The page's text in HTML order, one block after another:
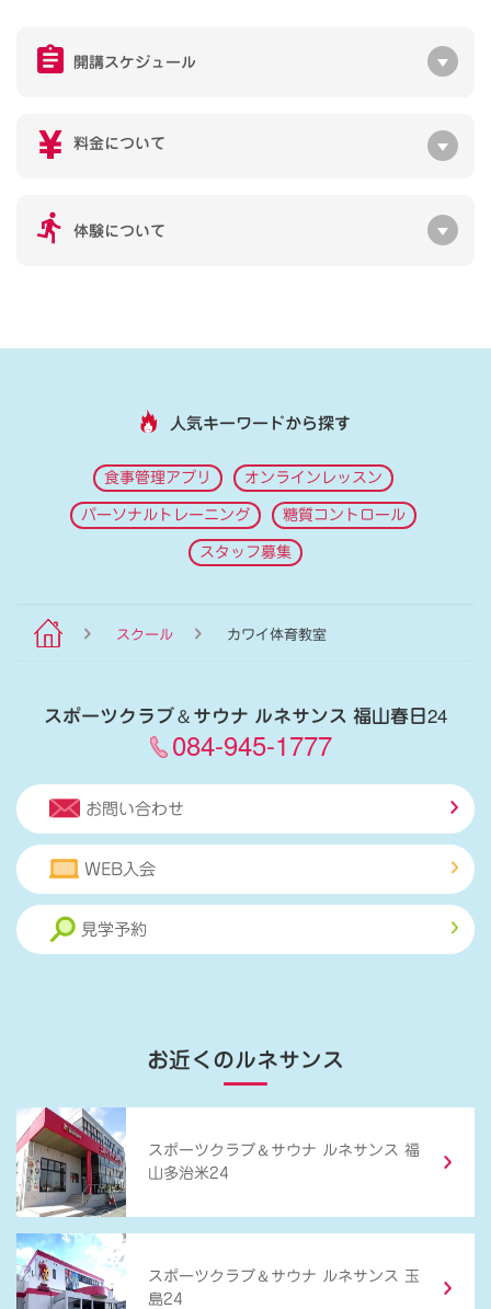
開講スケジュール
料金について
体験について
人気キーワードから探す
食事管理アプリ オンラインレッスン
パーソナルトレーニング 糖質コントロール
スタッフ募集
スクール カワイ体育教室
スポーツクラブ＆サウナ ルネサンス 福山春日24
084-945-1777
お問い合わせ
WEB入会
見学予約
お近くのルネサンス
スポーツクラブ ＆ サウナ ルネサンス 福
山多治米24
スポーツクラブ ＆ サウナ ルネサンス 玉
島24